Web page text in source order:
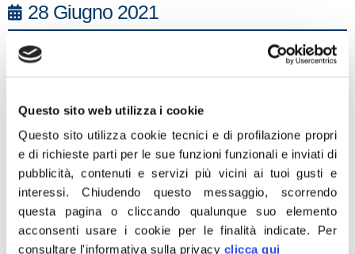
Questo sito web utilizza i cookie
Questo sito utilizza cookie tecnici e di profilazione propri
e di richieste parti per le sue funzioni funzionali e inviati di
pubblicità, contenuti e servizi più vicini ai tuoi gusti e
interessi.Chiudendo questo messaggio, scorrendo
questa pagina o cliccando qualunque suo elemento
acconsenti usare i cookie per le finalità indicate. Per
consultare l'informativa sulla privacy clicca qui
28 Giugno 2021
“41 anni dalla strage di Ustica: noi non dimentichiamo le
81 vittime e le famiglie che reclamano giustizia e
giugno 1980. Bene ha fatto il Presidente Mattarella a
ribadire che la Repubblica sente come dovere
inderogabile l’impegno per una più completa
ricostruzione dei fatti. Per questo rimane prioritaria la
desecretazione di tutti gli atti e dei documenti utili a fare
luce su una pagina così controversa della nostra storia.
Penso ad esempio ai cablogrammi inviati dall’allora